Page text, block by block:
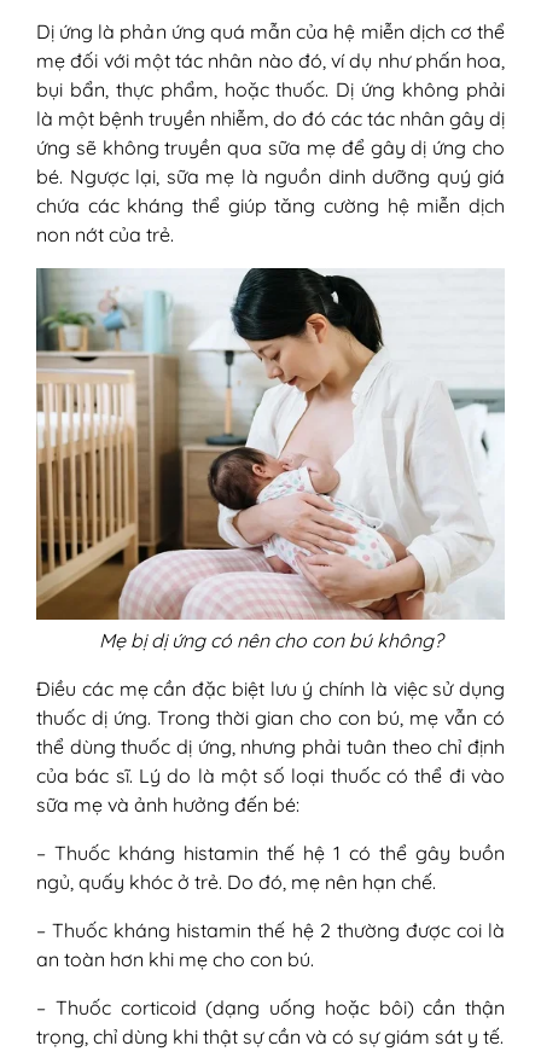
Dị ứng là phản ứng quá mẫn của hệ miễn dịch cơ thể
mẹ đối với một tác nhân nào đó, ví dụ như phấn hoa,
bụi bẩn, thực phẩm, hoặc thuốc. Dị ứng không phải
là một bệnh truyền nhiễm, do đó các tác nhân gây dị
ứng sẽ không truyền qua sữa mẹ để gây dị ứng cho
bé. Ngược lại, sữa mẹ là nguồn dinh dưỡng quý giá
chứa các kháng thể giúp tăng cường hệ miễn dịch
non nớt của trẻ.
Mẹ bị dị ứng có nên cho con bú không?
Điều các mẹ cần đặc biệt lưu ý chính là việc sử dụng
thuốc dị ứng. Trong thời gian cho con bú, mẹ vẫn có
thể dùng thuốc dị ứng, nhưng phải tuân theo chỉ định
của bác sĩ. Lý do là một số loại thuốc có thể đi vào
sữa mẹ và ảnh hưởng đến bé:
– Thuốc kháng histamin thế hệ 1 có thể gây buồn
ngủ, quấy khóc ở trẻ. Do đó, mẹ nên hạn chế.
– Thuốc kháng histamin thế hệ 2 thường được coi là
an toàn hơn khi mẹ cho con bú.
– Thuốc corticoid (dạng uống hoặc bôi) cần thận
trọng, chỉ dùng khi thật sự cần và có sự giám sát y tế.